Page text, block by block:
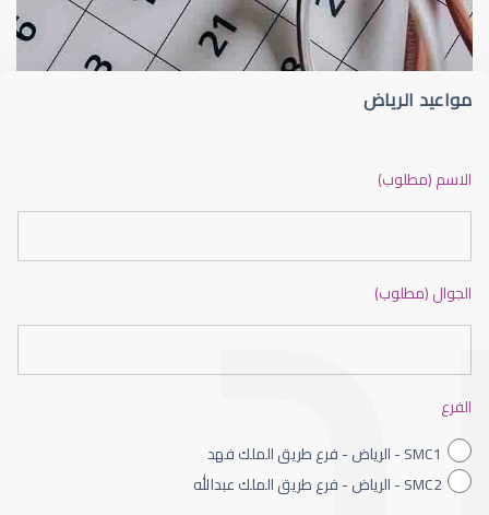
الشبكية في العين
مواعيد الرياض
الاسم (مطلوب)
الجوال (مطلوب)
الفرع
SMC1 - الرياض - فرع طريق الملك فهد
SMC2 - الرياض - فرع طريق الملك عبدالله